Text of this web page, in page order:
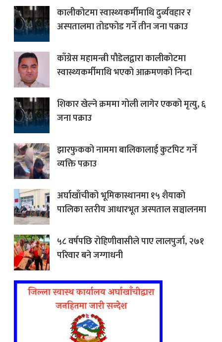
कालीकोटमा स्वास्थ्यकर्मीमाथि दुर्व्यवहार र
अस्पतालमा तोडफोड गर्ने तीन जना पक्राउ
काँग्रेस महामन्त्री पौडेलद्वारा कालीकोटमा
स्वास्थ्यकर्मीमाथि भएको आक्रमणको निन्दा
शिकार खेल्ने क्रममा गोली लागेर एकको मृत्यु, ६
जना पक्राउ
झारफुकको नाममा बालिकालाई कुटपिट गर्ने
व्यक्ति पक्राउ
अर्घाखाँचीको भूमिकास्थानमा १५ शैयाको
पालिका स्तरीय आधारभूत अस्पताल सञ्चालनमा
५८ वर्षपछि रोहिणीवासीले पाए लालपुर्जा, २७१
परिवार बने जग्गाधनी